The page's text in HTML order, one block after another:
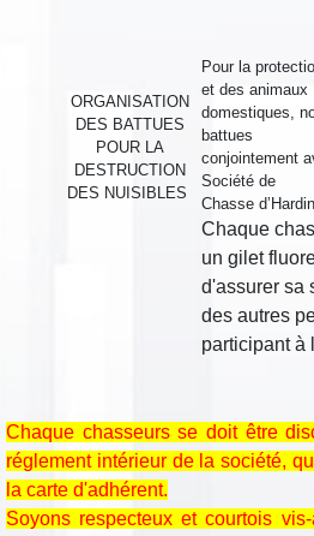
ORGANISATION
DES BATTUES
POUR LA
DESTRUCTION
DES NUISIBLES
Pour la
et des animaux
domestiques,
battues
conjointement
Société de
Chasse
Chaque
un gilet
d'assurer sa
des autres
participant à
Chaque chasseurs se doit être
réglement intérieur de la société,
la carte d'adhérent.
Soyons respecteux et courtois